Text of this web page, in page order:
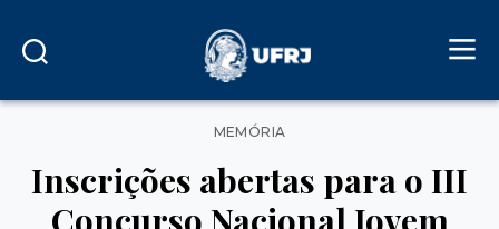
Categorias
MEMÓRIA
Inscrições abertas para o III
Concurso Nacional Jovem